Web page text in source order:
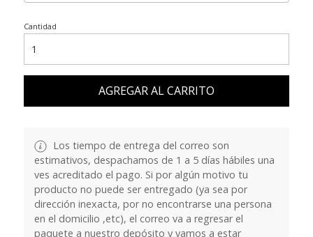
Cantidad
AGREGAR AL CARRITO
Los tiempo de entrega del correo son
estimativos, despachamos de 1 a 5 días hábiles una
ves acreditado el pago. Si por algún motivo tu
producto no puede ser entregado (ya sea por
dirección inexacta, por no encontrarse una persona
en el domicilio ,etc), el correo va a regresar el
paquete a nuestro depósito y vamos a estar